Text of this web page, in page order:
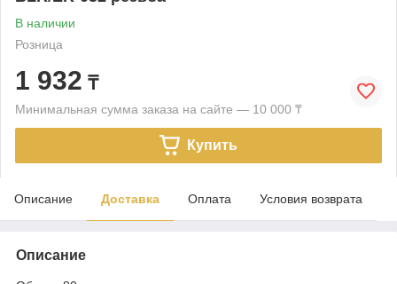
В наличии
Розница
1 932 ₸
Минимальная сумма заказа на сайте — 10 000 ₸
Купить
Описание Доставка Оплата Условия возврата
Описание